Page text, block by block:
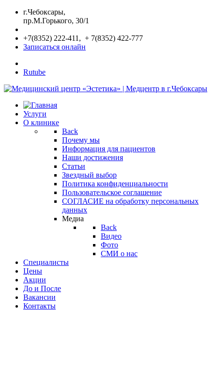
г.Чебоксары,
пр.М.Горького, 30/1
+7(8352) 222-411, + 7(8352) 422-777
Записаться онлайн
Rutube
Услуги
О клинике
Back
Почему мы
Информация для пациентов
Наши достижения
Статьи
Звездный выбор
Политика конфиденциальности
Пользовательское соглашение
СОГЛАСИЕ на обработку персональных
данных
Медиа
Back
Видео
Фото
СМИ о нас
Специалисты
Цены
Акции
До и После
Вакансии
Контакты